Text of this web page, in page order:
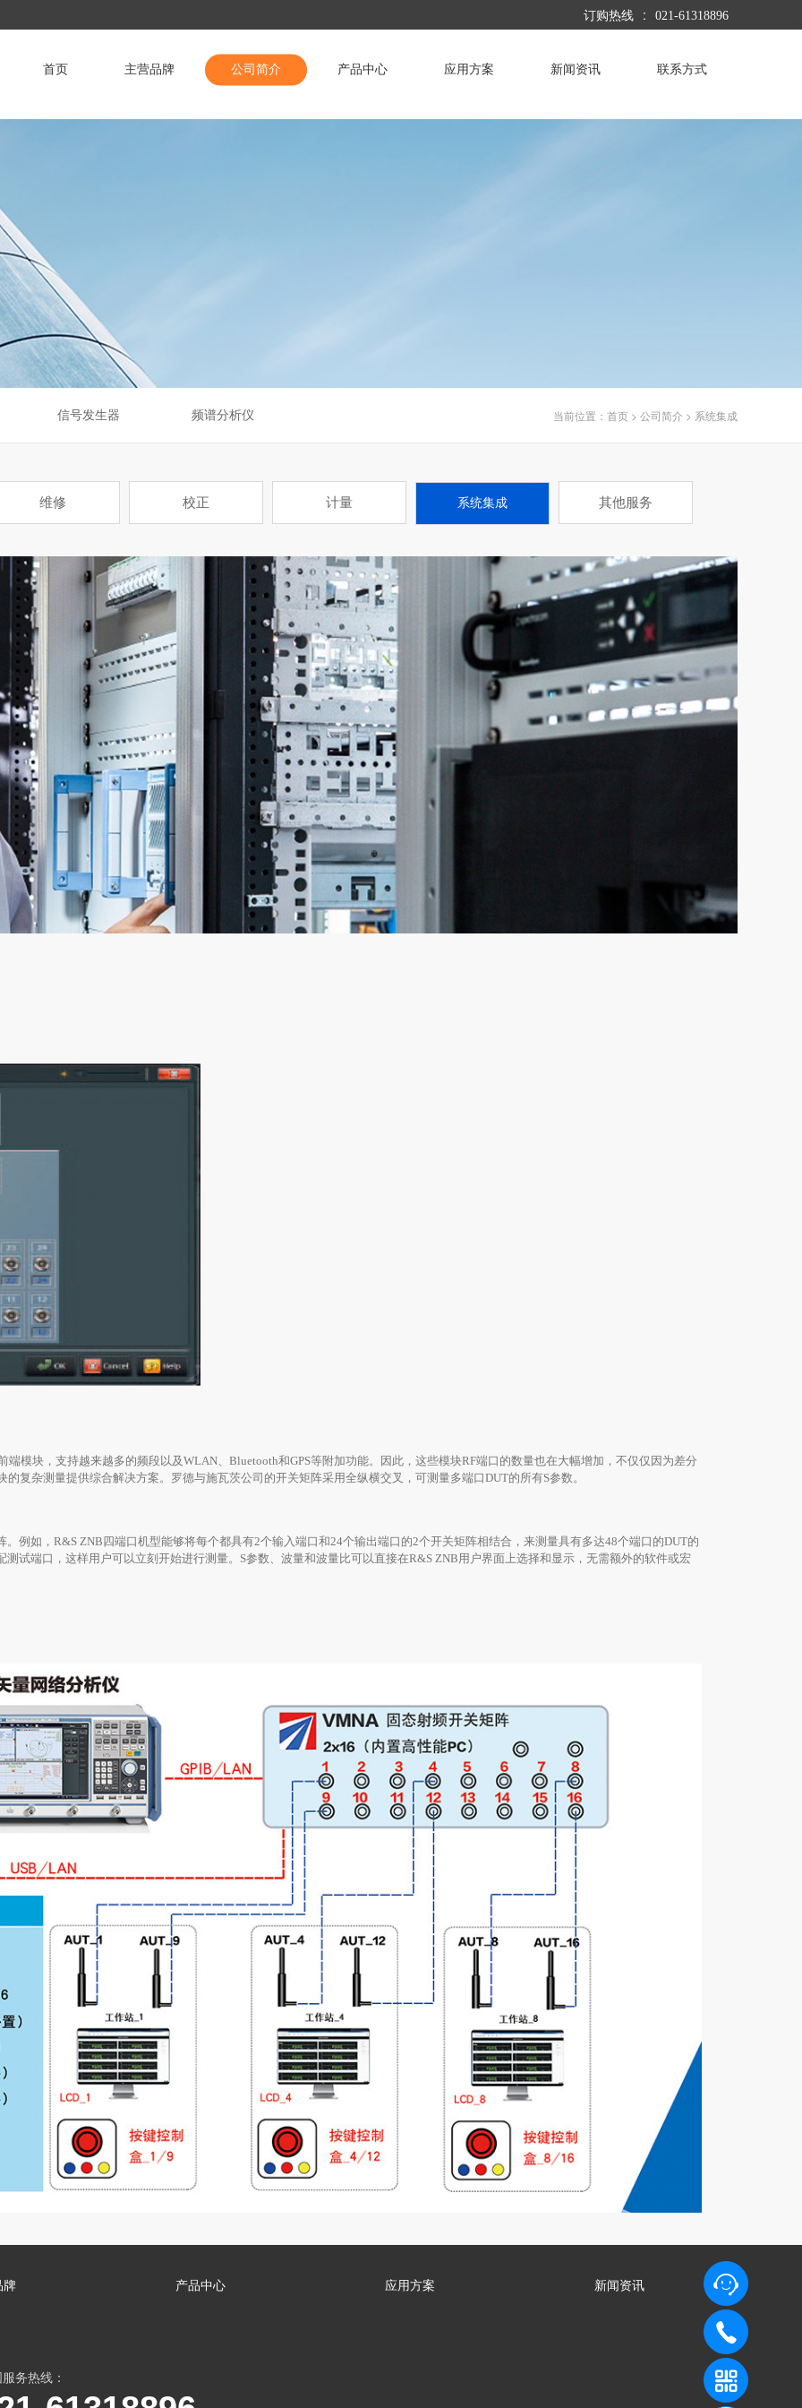
订购热线 : 021-61318896
首页 主营品牌 公司简介 产品中心 应用方案 新闻资讯 联系方式
信号发生器 频谱分析仪 当前位置： 首页 > 公司简介 > 系统集成
维修 校正 计量 系统集成 其他服务
块，支持越来越多的频段以及WLAN、Bluetooth和GPS等附加功能。因此，这些模块RF端口的数量也在大幅增加，不仅仅因为差分
复杂测量提供综合解决方案。罗德与施瓦茨公司的开关矩阵采用全纵横交叉，可测量多端口DUT的所有S参数。
如，R&S ZNB四端口机型能够将每个都具有2个输入端口和24个输出端口的2个开关矩阵相结合，来测量具有多达48个端口的DUT的
试端口，这样用户可以立刻开始进行测量。S参数、波量和波量比可以直接在R&S ZNB用户界面上选择和显示，无需额外的软件或宏
牌 产品中心 应用方案 新闻资讯
务热线：